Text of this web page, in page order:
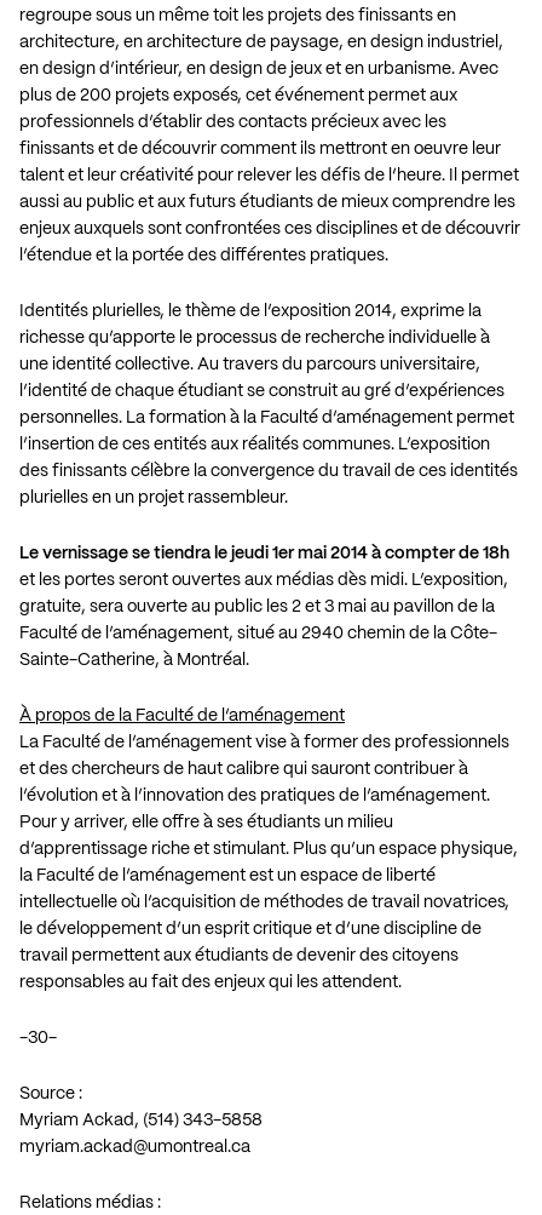
regroupe sous un même toit les projets des finissants en
architecture, en architecture de paysage, en design industriel,
en design d’intérieur, en design de jeux et en urbanisme. Avec
plus de 200 projets exposés, cet événement permet aux
professionnels d’établir des contacts précieux avec les
finissants et de découvrir comment ils mettront en oeuvre leur
talent et leur créativité pour relever les défis de l’heure. Il permet
aussi au public et aux futurs étudiants de mieux comprendre les
enjeux auxquels sont confrontées ces disciplines et de découvrir
l’étendue et la portée des différentes pratiques.
Identités plurielles, le thème de l’exposition 2014, exprime la
richesse qu’apporte le processus de recherche individuelle à
une identité collective. Au travers du parcours universitaire,
l’identité de chaque étudiant se construit au gré d’expériences
personnelles. La formation à la Faculté d’aménagement permet
l’insertion de ces entités aux réalités communes. L’exposition
des finissants célèbre la convergence du travail de ces identités
plurielles en un projet rassembleur.
Le vernissage se tiendra le jeudi 1er mai 2014 à compter de 18h
et les portes seront ouvertes aux médias dès midi. L’exposition,
gratuite, sera ouverte au public les 2 et 3 mai au pavillon de la
Faculté de l’aménagement, situé au 2940 chemin de la Côte-
Sainte-Catherine, à Montréal.
À propos de la Faculté de l’aménagement
La Faculté de l’aménagement vise à former des professionnels
et des chercheurs de haut calibre qui sauront contribuer à
l’évolution et à l’innovation des pratiques de l’aménagement.
Pour y arriver, elle offre à ses étudiants un milieu
d’apprentissage riche et stimulant. Plus qu’un espace physique,
la Faculté de l’aménagement est un espace de liberté
intellectuelle où l’acquisition de méthodes de travail novatrices,
le développement d’un esprit critique et d’une discipline de
travail permettent aux étudiants de devenir des citoyens
responsables au fait des enjeux qui les attendent.
-30-
Source :
Myriam Ackad, (514) 343-5858
myriam.ackad@umontreal.ca
Relations médias :